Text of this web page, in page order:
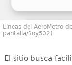
Líneas del AeroMetro
pantalla/Soy502)
El sitio busca